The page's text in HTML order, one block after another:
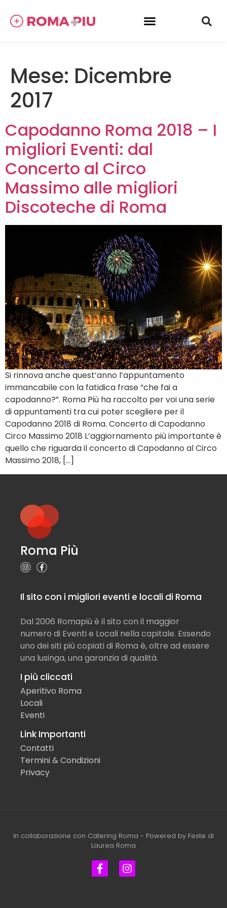
Mese: Dicembre
2017
Capodanno Roma 2018 – I
migliori Eventi: dal
Concerto al Circo
Massimo alle migliori
Discoteche di Roma
Si rinnova anche quest’anno l’appuntamento
immancabile con la fatidica frase “che fai a
capodanno?”. Roma Più ha raccolto per voi una serie
di appuntamenti tra cui poter scegliere per il
Capodanno 2018 di Roma. Concerto di Capodanno
Circo Massimo 2018 L’aggiornamento più importante è
quello che riguarda il concerto di Capodanno al Circo
Massimo 2018, […]
Roma Più
Il sito con i migliori eventi e locali di Roma
Dal 2006 Romapiù è il sito con il maggior
numero di Eventi e Locali nella capitale. Essendo
uno dei siti più copiati di Roma è, oltre ad essere
una lusinga, una garanzia di qualità.
I più cliccati
Aperitivo Roma
Locali
Eventi
Link Importanti
Contatti
Termini & Condizioni
Privacy
In collaborazione con Catering Roma - Powered by Feste di
Laurea Roma